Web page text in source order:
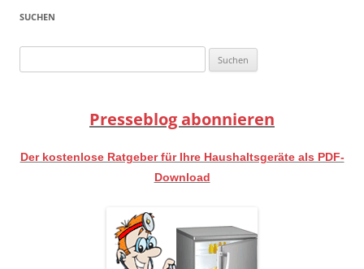
SUCHEN
nach:
Presseblog abonnieren
Der kostenlose Ratgeber für Ihre Haushaltsgeräte als PDF-
Download